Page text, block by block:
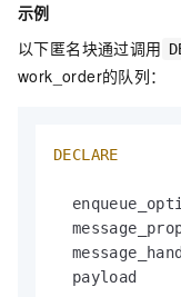
示例
以下匿名块通过调用
work_order的队列：
DECLARE
payload